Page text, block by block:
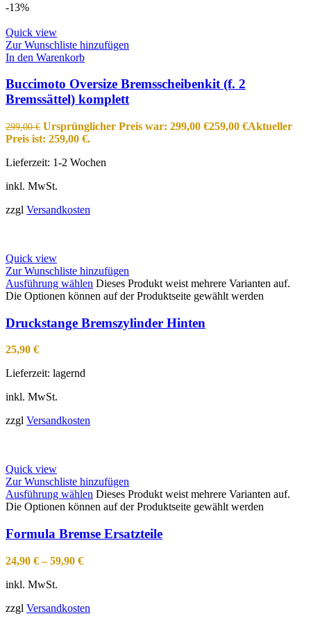
-13%
Quick view
Zur Wunschliste hinzufügen
In den Warenkorb
Buccimoto Oversize Bremsscheibenkit (f. 2
Bremssättel) komplett
299,00€ Ursprünglicher Preis war: 299,00 €259,00 €Aktueller
Preis ist: 259,00 €.
Lieferzeit: 1-2 Wochen
inkl. MwSt.
zzgl Versandkosten
Quick view
Zur Wunschliste hinzufügen
Ausführung wählen Dieses Produkt weist mehrere Varianten auf.
Die Optionen können auf der Produktseite gewählt werden
Druckstange Bremszylinder Hinten
25,90 €
Lieferzeit: lagernd
inkl. MwSt.
zzgl Versandkosten
Quick view
Zur Wunschliste hinzufügen
Ausführung wählen Dieses Produkt weist mehrere Varianten auf.
Die Optionen können auf der Produktseite gewählt werden
Formula Bremse Ersatzteile
24,90 €–59,90 €
inkl. MwSt.
zzgl Versandkosten